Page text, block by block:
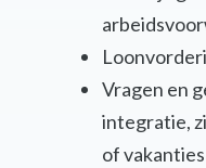
Vragen en
integratie,
of vakanties